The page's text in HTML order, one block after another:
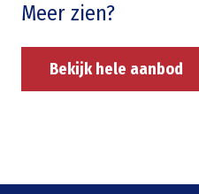
Meer zien?
Bekijk hele aanbod